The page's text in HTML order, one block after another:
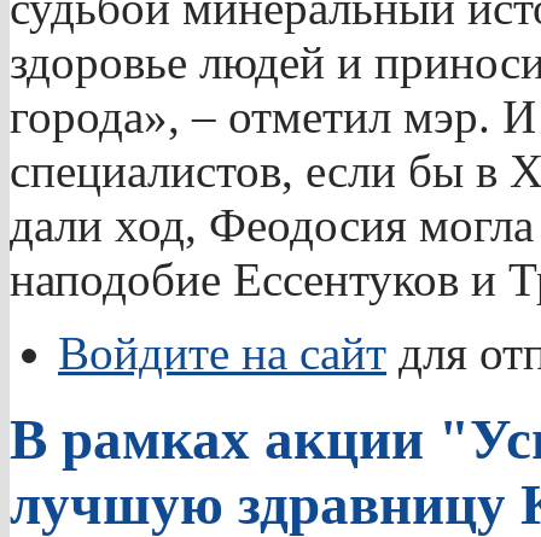
здоровье людей и
города», – отметил мэр.
специалистов, если бы в
дали ход, Феодосия
наподобие Ессентуков и
Войдите на сайт для
В рамках акции
лучшую здравницу